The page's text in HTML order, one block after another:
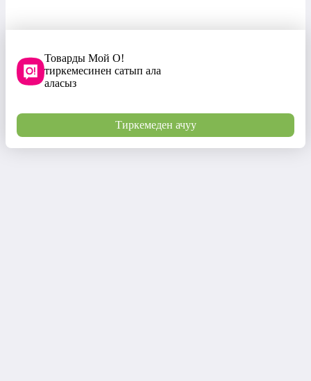
Товарды Мой О!
тиркемесинен сатып ала
аласыз
Тиркемеден ачуу